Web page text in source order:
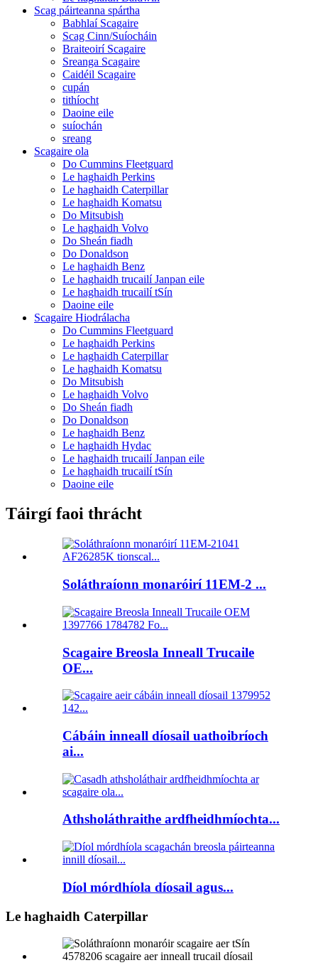
Scag páirteanna spártha
Babhlaí Scagaire
Scag Cinn/Suíocháin
Braiteoirí Scagaire
Sreanga Scagaire
Caidéil Scagaire
cupán
tithíocht
Daoine eile
suíochán
sreang
Scagaire ola
Do Cummins Fleetguard
Le haghaidh Perkins
Le haghaidh Caterpillar
Le haghaidh Komatsu
Do Mitsubish
Le haghaidh Volvo
Do Sheán fiadh
Do Donaldson
Le haghaidh Benz
Le haghaidh trucailí Janpan eile
Le haghaidh trucailí tSín
Daoine eile
Scagaire Hiodrálacha
Do Cummins Fleetguard
Le haghaidh Perkins
Le haghaidh Caterpillar
Le haghaidh Komatsu
Do Mitsubish
Le haghaidh Volvo
Do Sheán fiadh
Do Donaldson
Le haghaidh Benz
Le haghaidh Hydac
Le haghaidh trucailí Janpan eile
Le haghaidh trucailí tSín
Daoine eile
Táirgí faoi thrácht
Soláthraíonn monaróirí 11EM-2 ...
Scagaire Breosla Inneall Trucaile
OE...
Cábáin inneall díosail uathoibríoch
ai...
Athsholáthraithe ardfheidhmíochta...
Díol mórdhíola díosail agus...
Le haghaidh Caterpillar